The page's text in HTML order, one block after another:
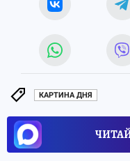
КАРТИНА ДНЯ